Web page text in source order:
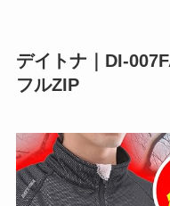
デイトナ｜DI-
フルZIP